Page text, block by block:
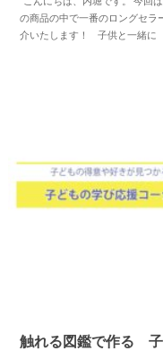
の商品の中で一番のロングセラ
介いたします！ 子供と一緒に
触れる図鑑で作る